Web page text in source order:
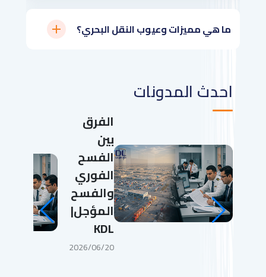
ما هي مميزات وعيوب النقل البحري؟
احدث المدونات
الفرق
بين
الفسح
الفوري
والفسح
المؤجل|
KDL
2026/06/20